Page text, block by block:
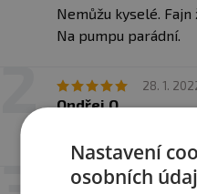
Upozornění: Doplněk
zejména pro sportovce.
Není určeno pro děti,
mimo dosah přímého
mrazem. Výrobce neručí
nevhodným použitím nebo
Nemůžu kyselé.
Na pumpu parádní.
28. 1.
Ondřej.O
5. 8. 2021
Nastavení
osobních